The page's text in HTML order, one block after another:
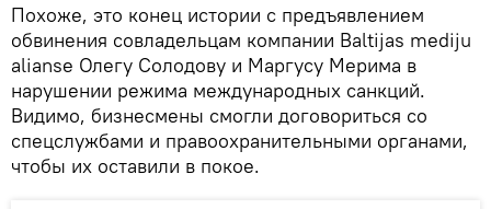
Похоже, это конец истории с предъявлением
обвинения совладельцам компании Baltijas mediju
alianse Олегу Солодову и Маргусу Мерима в
нарушении режима международных санкций.
Видимо, бизнесмены смогли договориться со
спецслужбами и правоохранительными органами,
чтобы их оставили в покое.